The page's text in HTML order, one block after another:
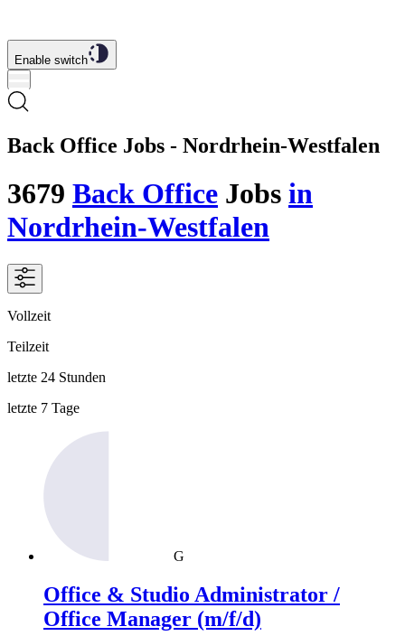
Enable switch
Back Office Jobs - Nordrhein-Westfalen
3679 Back Office Jobs in
Nordrhein-Westfalen
Vollzeit
Teilzeit
letzte 24 Stunden
letzte 7 Tage
G
Office & Studio Administrator /
Office Manager (m/f/d)